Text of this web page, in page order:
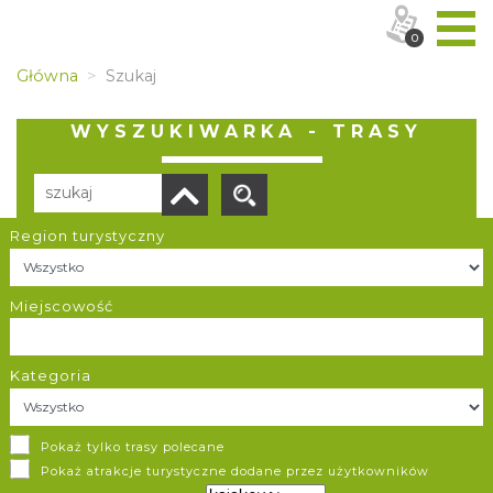
Główna Szukaj
WYSZUKIWARKA - TRASY
Region turystyczny
Miejscowość
Kategoria
Pokaż tylko trasy polecane
Pokaż atrakcje turystyczne dodane przez użytkowników
Liczba elementów:
Pieszy Szlak Orlich Gniazd
Częstochowa / Kraków
0